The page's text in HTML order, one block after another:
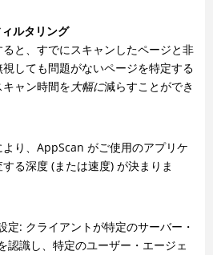
ルタリング
と、すでにスキャンしたページと非
しても問題がないページを特定する
ャン時間を大幅に減らすことができ
り、 AppScan がご使用のアプリケ
る深度 (または速度) が決まりま
定: クライアントが特定のサーバー・
認識し、特定のユーザー・エージェ